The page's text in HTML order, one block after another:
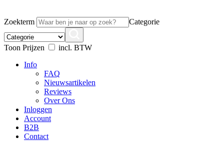
Zoekterm Categorie
Toon Prijzen
incl. BTW
Info
FAQ
Nieuwsartikelen
Reviews
Over Ons
Inloggen
Account
B2B
Contact